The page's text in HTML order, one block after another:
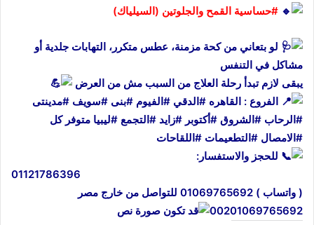
#حساسية القمح والجلوتين (السيلياك)
لو بتعاني من كحة مزمنة، عطس متكرر، التهابات جلدية أو
مشاكل في التنفس
يبقى لازم تبدأ رحلة العلاج من السبب مش من العرض
الفروع : القاهره #الدقي #الفيوم #بنى #سويف #مدينتى
#الرحاب #الشروق #أكتوبر #زايد #التجمع #ليبيا متوفر كل
#الامصال #التطعيمات #اللقاحات
للحجز والاستفسار:
01121786396
( واتساب ) 01069765692 للتواصل من خارج مصر
00201069765692